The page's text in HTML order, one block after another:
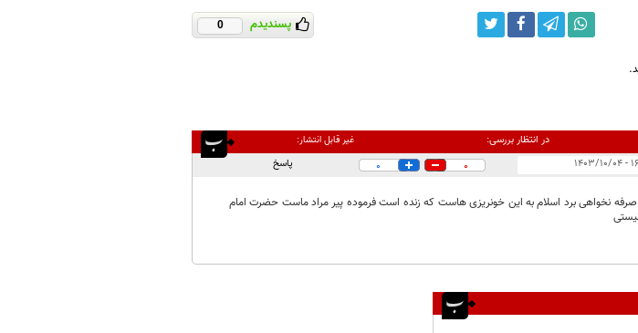
پسندیدم 0
در انتظار بررسی: غیر قابل انتشار:
۰۴ 0
0 پاسخ
نخواهی برد اسلام به این خونریزی هاست که زنده است فرموده پیر مراد ماست حضرت امام